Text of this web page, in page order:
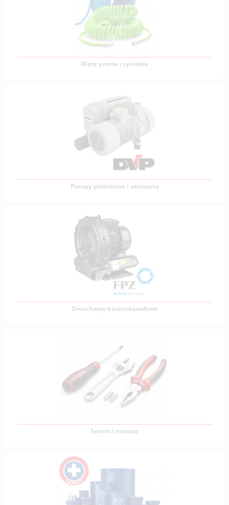
Szybkozłącza i wtyczki są kluczowymi elementami w
systemach pneumatycznych, umożliwiając szybkie
Węże proste i spiralne
Węże proste i spiralne
wykonane z różnych materiałów, takich
Pompy próżniowe i akcesoria
Pompy próżniowe i akcesoria
Firma DVP od ponad 30 lat projektuje i produkuje
pompy oraz dmuchawy, wykorzystując nowoczesne
technologie,
Zobacz produkty
Dmuchawy bocznokanałowe
Dmuchawy bocznokanałowe mają bardzo szeroki zakres
zastosowań. Wykorzystywane w charakterze kompresora
Serwis i montaż
Serwis i montaż
VERVO od 25 lat specjalizuje się w tematyce sprężonego